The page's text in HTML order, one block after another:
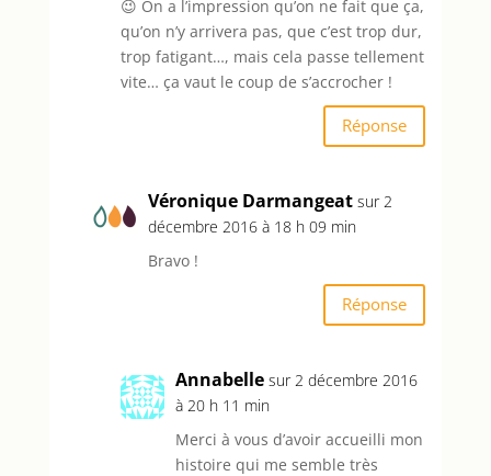
😉 On a l’impression qu’on ne fait que ça,
qu’on n’y arrivera pas, que c’est trop dur,
trop fatigant…, mais cela passe tellement
vite… ça vaut le coup de s’accrocher !
Réponse
Véronique Darmangeat sur 2
décembre 2016 à 18 h 09 min
Bravo !
Réponse
Annabelle sur 2 décembre 2016
à 20 h 11 min
Merci à vous d’avoir accueilli mon
histoire qui me semble très